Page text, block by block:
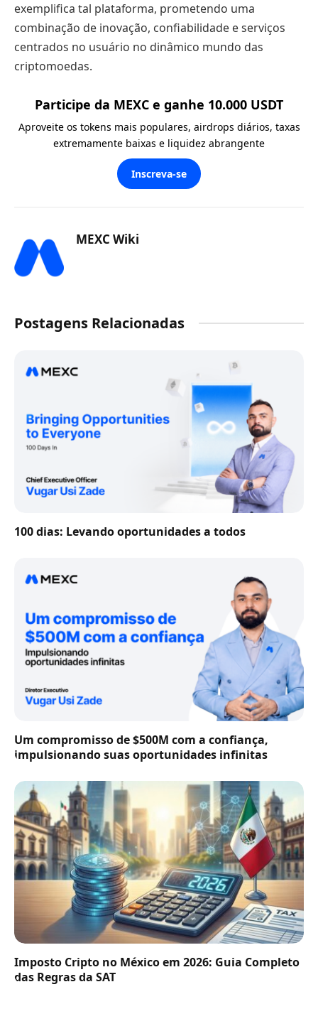
exemplifica tal plataforma, prometendo uma
combinação de inovação, confiabilidade e serviços
centrados no usuário no dinâmico mundo das
criptomoedas.
Participe da MEXC e ganhe 10.000 USDT
Aproveite os tokens mais populares, airdrops diários, taxas
extremamente baixas e liquidez abrangente
Inscreva-se
MEXC Wiki
Postagens Relacionadas
100 dias: Levando oportunidades a todos
Um compromisso de $500M com a confiança,
impulsionando suas oportunidades infinitas
Imposto Cripto no México em 2026: Guia Completo
das Regras da SAT